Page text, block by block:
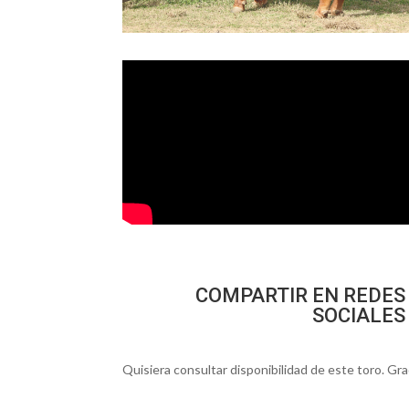
COMPARTIR EN REDES
SOCIALES
Quisiera consultar disponibilidad de este toro.